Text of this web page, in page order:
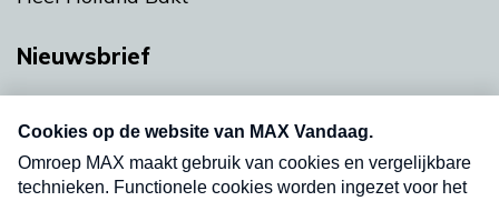
Nieuwsbrief
Neem hier een gratis abonnement op onze
nieuwsbrief. Elke vrijdag- en dinsdagochtend in
uw mailbox.